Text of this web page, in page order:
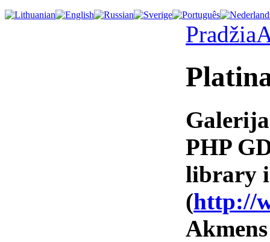
Pradžia
Galerija
PHP
library
(http://